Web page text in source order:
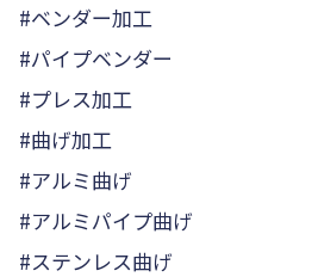
#ベンダー加工
#パイプベンダー
#プレス加工
#曲げ加工
#アルミ曲げ
#アルミパイプ曲げ
#ステンレス曲げ